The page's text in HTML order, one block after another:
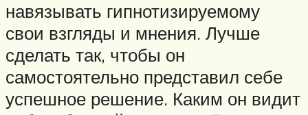
навязывать гипнотизируемому
свои взгляды и мнения. Лучше
сделать так, чтобы он
самостоятельно представил себе
успешное решение. Каким он видит